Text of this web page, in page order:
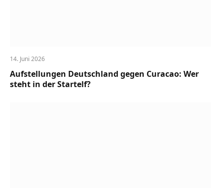
14. Juni 2026
Aufstellungen Deutschland gegen Curacao: Wer
steht in der Startelf?